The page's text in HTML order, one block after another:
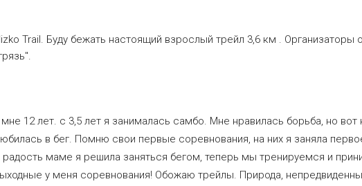
Trail. Буду бежать настоящий взрослый трейл 3,6 км .
12 лет. с 3,5 лет я занималась самбо. Мне нравилась борьба, но
в бег. Помню свои первые соревнования, на них я заняла
радость маме я решила заняться бегом, теперь мы тренируемся и
у меня соревнования! Обожаю трейлы. Природа,